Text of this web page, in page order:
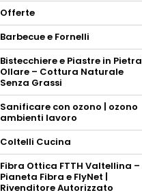
Offerte
Barbecue e Fornelli
Bistecchiere e Piastre in Pietra
Ollare – Cottura Naturale
Senza Grassi
Sanificare con ozono | ozono
ambienti lavoro
Coltelli Cucina
Fibra Ottica FTTH Valtellina –
Pianeta Fibra e FlyNet |
Rivenditore Autorizzato